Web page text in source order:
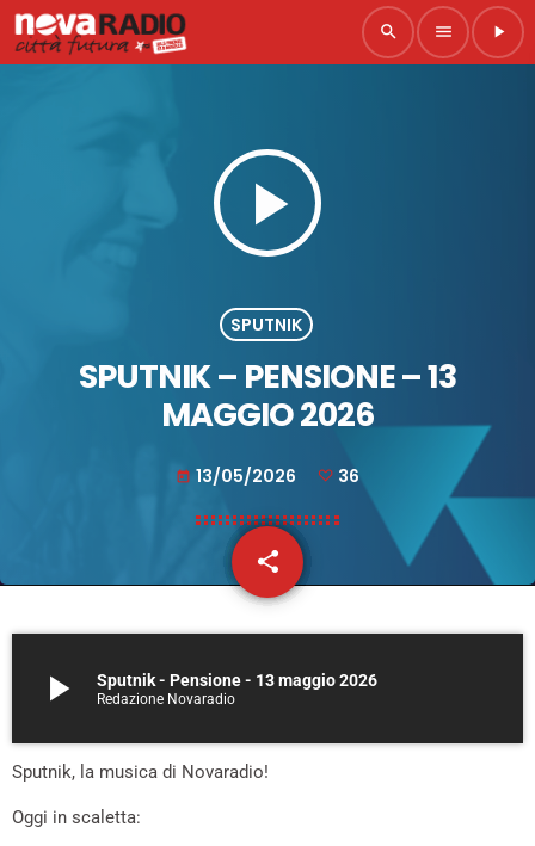
search menu play_arrow
play_arrow
SPUTNIK
SPUTNIK – PENSIONE – 13
MAGGIO 2026
today 13/05/2026 36
share
email
play_arrow Sputnik - Pensione - 13 maggio 2026
Redazione Novaradio
Sputnik, la musica di Novaradio!
Oggi in scaletta: